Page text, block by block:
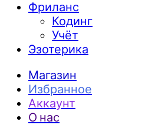
Фриланс
Кодинг
Учёт
Эзотерика
Магазин
Избранное
Аккаунт
О нас